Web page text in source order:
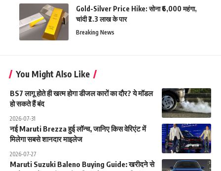
Gold-Silver Price Hike: सोना ₹6,000 महंगा,
चांदी ₹2.3 लाख के पार
Breaking News
You Might Also Like
BS7 लागू होते ही खत्म होगा डीजल कारों का दौर? ये मॉडल
हो सकते हैं बंद
2026-07-31
नई Maruti Brezza हुई लॉन्च, जानिए किस वेरिएंट में
मिलेगा सबसे शानदार माइलेज
2026-07-27
Maruti Suzuki Baleno Buying Guide: खरीदने से